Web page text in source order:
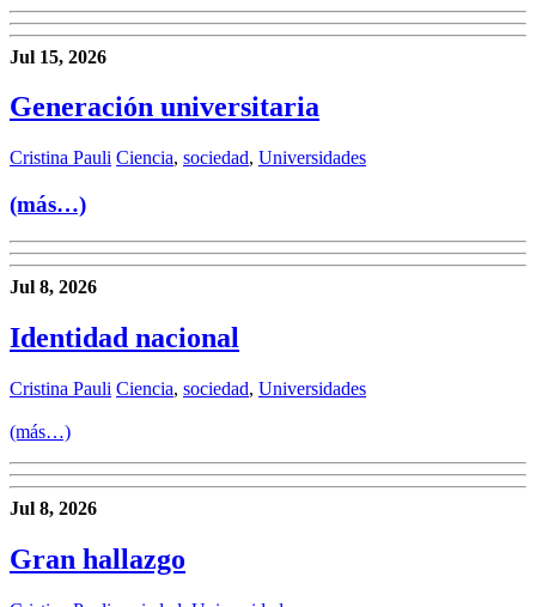
Jul 15, 2026
Generación universitaria
Cristina Pauli Ciencia, sociedad, Universidades
(más…)
Jul 8, 2026
Identidad nacional
Cristina Pauli Ciencia, sociedad, Universidades
(más…)
Jul 8, 2026
Gran hallazgo